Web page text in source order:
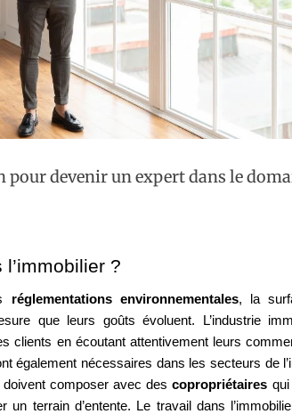
devenir un expert dans le
?
réglementations environnementales, la
que leurs goûts évoluent. L’industrie
clients en écoutant attentivement leurs
également nécessaires dans les secteurs de
doivent composer avec des copropriétaires
un terrain d’entente. Le travail dans